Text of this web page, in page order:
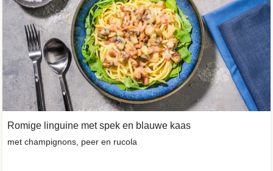
Romige linguine met spek en blauwe kaas
met champignons, peer en rucola